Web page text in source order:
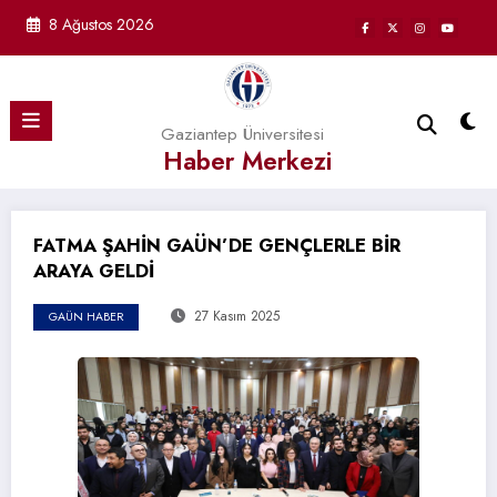
8 Ağustos 2026
Gaziantep Üniversitesi
Haber Merkezi
FATMA ŞAHİN GAÜN’DE GENÇLERLE BİR
ARAYA GELDİ
GAÜN HABER 27 Kasım 2025